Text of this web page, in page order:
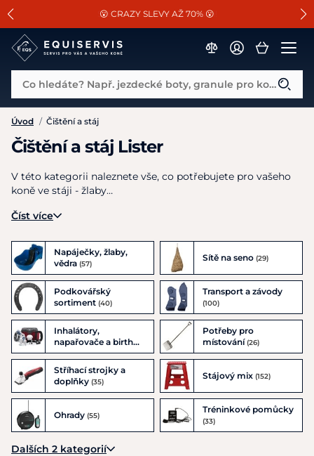
SLEVA 13% na vše od Cassini!
😮 CRAZY SLEVY AŽ 70% 😮
📐Pasování a doplňky k vybraným sedlům ZDARMA 🐴
Co hledáte? Např. jezdecké boty, granule pro koně...
Úvod / Čištění a stáj
Čištění a stáj Lister
V této kategorii naleznete vše, co potřebujete pro vašeho
koně ve stáji - žlaby…
Číst více
Napáječky, žlaby,
vědra (57)
Sítě na seno (29)
Podkovářský
sortiment (40)
Transport a závody
(100)
Inhalátory,
napařovače a birth
alarm(34)
Potřeby pro
místování(26)
Stříhací strojky a
doplňky (35)
Stájový mix (152)
Ohrady (55)
Tréninkové pomůcky
(33)
Dalších 2 kategorií